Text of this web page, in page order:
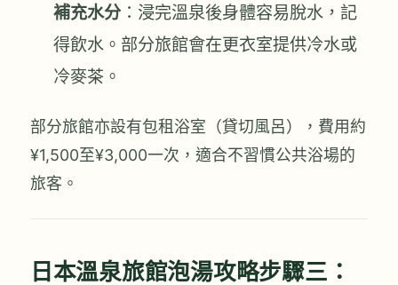
補充水分：浸完溫泉後身體容易脫水，記
得飲水。部分旅館會在更衣室提供冷水或
冷麥茶。
部分旅館亦設有包租浴室（貸切風呂），費用約
¥1,500至¥3,000一次，適合不習慣公共浴場的
旅客。
日本溫泉旅館泡湯攻略步驟三：